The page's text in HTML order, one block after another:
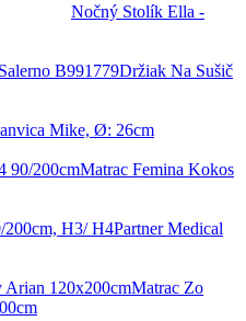
Nočný Stolík Ella -
Držiak Na Sušič
Mike, Ø: 26cm
Matrac Femina Kokos
Partner Medical
Matrac Zo